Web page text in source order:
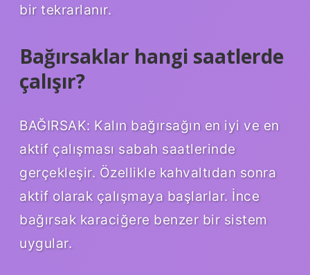
bir tekrarlanır.
Bağırsaklar hangi saatlerde
çalışır?
BAĞIRSAK: Kalın bağırsağın en iyi ve en
aktif çalışması sabah saatlerinde
gerçekleşir. Özellikle kahvaltıdan sonra
aktif olarak çalışmaya başlarlar. İnce
bağırsak karaciğere benzer bir sistem
uygular.